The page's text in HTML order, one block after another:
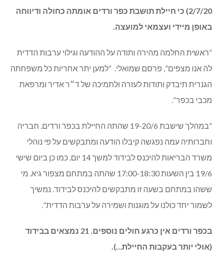
2/7/20) כי חיילת תושבת כפר ורדים אומתה כחולה ודיווחה
באופן מיידי ועצמאי למועצה.
“ראשית החלמה מהירה ותודה על ההודעה וגילוי ערבות הדדית
לה אנו מצפים”, פרסם שמואלי. “למען יתר אחריות כל משפחתה
הגנרית תיבדק ותודות לעזרה ולתמיכה של ד״ר אדיר ומרפאת
מכבי בכפר”.
“במהלך שישבת 19-20/6 שהתה החיילת בכפר ורדים. חבריה
וחברותיה עמה נפגשה קיבלו הודעה ומתבקשים על פי נוהלי
משרד הבריאות להיכנס לבידוד למשך 14 יום. כמו כן ביום שישי
19/6 בין השעות 17:00-18:30 שהתה במתחם מצפור גיא. מי
ששהו במתחם בשעה זו מתבקשים להיכנס לבידוד. נמשיך
לשמור יחד כולנו על מוגנות ושמירה על ערבות הדדית”.
בכפר ורדים אין כרגע חולים נוספים. 21 נמצאים בבידוד
(אולי יותר בעקבות החיילת…).